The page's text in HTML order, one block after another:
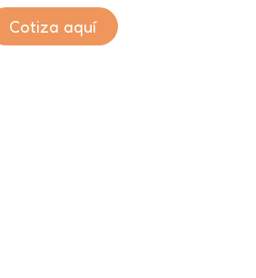
Cotiza aquí